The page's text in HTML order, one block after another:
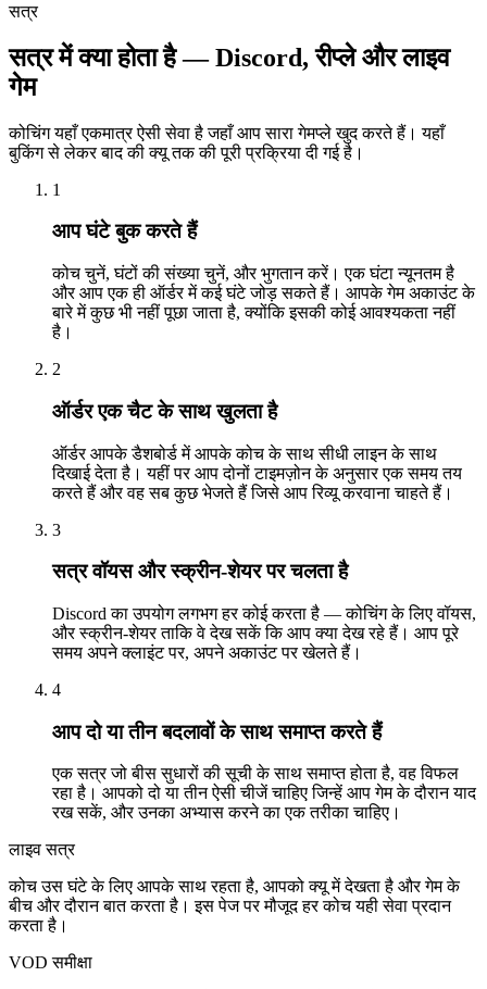
सत्र
सत्र में क्या होता है — Discord, रीप्ले और लाइव
गेम
कोचिंग यहाँ एकमात्र ऐसी सेवा है जहाँ आप सारा गेमप्ले खुद करते हैं। यहाँ
बुकिंग से लेकर बाद की क्यू तक की पूरी प्रक्रिया दी गई है।
1
आप घंटे बुक करते हैं
कोच चुनें, घंटों की संख्या चुनें, और भुगतान करें। एक घंटा न्यूनतम है
और आप एक ही ऑर्डर में कई घंटे जोड़ सकते हैं। आपके गेम अकाउंट के
बारे में कुछ भी नहीं पूछा जाता है, क्योंकि इसकी कोई आवश्यकता नहीं
है।
2
ऑर्डर एक चैट के साथ खुलता है
ऑर्डर आपके डैशबोर्ड में आपके कोच के साथ सीधी लाइन के साथ
दिखाई देता है। यहीं पर आप दोनों टाइमज़ोन के अनुसार एक समय तय
करते हैं और वह सब कुछ भेजते हैं जिसे आप रिव्यू करवाना चाहते हैं।
3
सत्र वॉयस और स्क्रीन-शेयर पर चलता है
Discord का उपयोग लगभग हर कोई करता है — कोचिंग के लिए वॉयस,
और स्क्रीन-शेयर ताकि वे देख सकें कि आप क्या देख रहे हैं। आप पूरे
समय अपने क्लाइंट पर, अपने अकाउंट पर खेलते हैं।
4
आप दो या तीन बदलावों के साथ समाप्त करते हैं
एक सत्र जो बीस सुधारों की सूची के साथ समाप्त होता है, वह विफल
रहा है। आपको दो या तीन ऐसी चीजें चाहिए जिन्हें आप गेम के दौरान याद
रख सकें, और उनका अभ्यास करने का एक तरीका चाहिए।
लाइव सत्र
कोच उस घंटे के लिए आपके साथ रहता है, आपको क्यू में देखता है और गेम के
बीच और दौरान बात करता है। इस पेज पर मौजूद हर कोच यही सेवा प्रदान
करता है।
VOD समीक्षा